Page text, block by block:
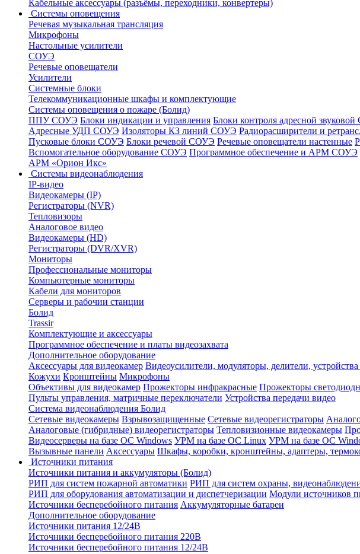
Кабельные аксессуары (разъёмы, переходники, конвертеры)
Системы оповещения
Речевая музыкальная трансляция
Микрофоны
Настольные усилители
СОУЭ
Речевые оповещатели
Усилители
Системные блоки
Телекоммуникационные шкафы и комплектующие
Системы оповещения о пожаре (Болид)
ППУ СОУЭ Блоки индикации и управления Блоки контроля адресной
Адресные УДП СОУЭ Изоляторы КЗ линий СОУЭ Радиорасширители и
Пусковые блоки СОУЭ Блоки речевой СОУЭ Речевые оповещатели настенные
Вспомогательное оборудование СОУЭ Программное обеспечение и АРМ СОУЭ
АРМ «Орион Икс»
Системы видеонаблюдения
IP-видео
Видеокамеры (IP)
Регистраторы (NVR)
Тепловизоры
Аналоговое видео
Видеокамеры (HD)
Регистраторы (DVR/XVR)
Мониторы
Профессиональные мониторы
Компьютерные мониторы
Кабели для мониторов
Серверы и рабочии станции
Болид
Trassir
Комплектующие и аксессуары
Программное обеспечение и платы видеозахвата
Дополнительное оборудование
Аксессуары для видеокамер Видеоусилители, модуляторы, делители,
Кожухи Кронштейны Микрофоны
Объективы для видеокамер Прожекторы инфракрасные Прожекторы
Пульты управления, матричные переключатели Устройства передачи видео
Система видеонаблюдения Болид
Сетевые видеокамеры Взрывозащищенные Сетевые видеорегистраторы
Аналоговые (гибридные) видеорегистраторы Тепловизионные видеокамеры
Видеосерверы на базе ОС Windows УРМ на базе ОС Linux УРМ на базе ОС
Вызывные панели Аксессуары Шкафы, коробки, кронштейны, адаптеры,
Источники питания
Источники питания и аккумуляторы (Болид)
РИП для систем пожарной автоматики РИП для систем охраны,
РИП для оборудования автоматизации и диспетчеризации Модули источников
Источники бесперебойного питания Аккумуляторные батареи
Дополнительное оборудование
Источники питания 12/24В
Источники бесперебойного питания 220В
Источники бесперебойного питания 12/24В